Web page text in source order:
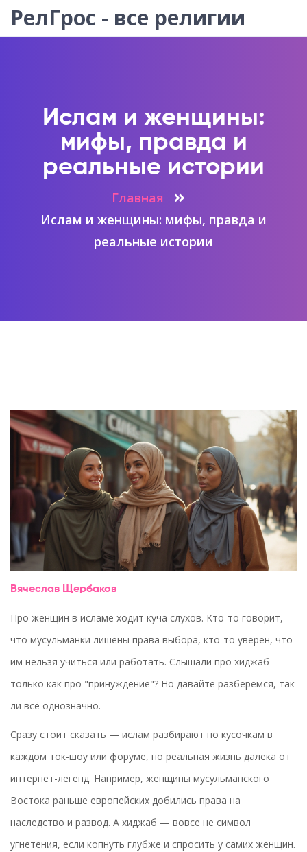
РелГрос - все религии
Ислам и женщины:
мифы, правда и
реальные истории
Главная
Ислам и женщины: мифы, правда и
реальные истории
Вячеслав Щербаков
Про женщин в исламе ходит куча слухов. Кто-то говорит,
что мусульманки лишены права выбора, кто-то уверен, что
им нельзя учиться или работать. Слышали про хиджаб
только как про "принуждение"? Но давайте разберёмся, так
ли всё однозначно.
Сразу стоит сказать — ислам разбирают по кусочкам в
каждом ток-шоу или форуме, но реальная жизнь далека от
интернет-легенд. Например, женщины мусульманского
Востока раньше европейских добились права на
наследство и развод. А хиджаб — вовсе не символ
угнетения, если копнуть глубже и спросить у самих женщин.